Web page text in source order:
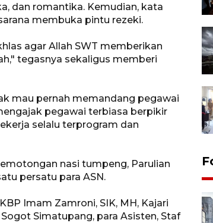
dan romantika. Kemudian, kata
membuka pintu rezeki.
agar Allah SWT memberikan
tegasnya sekaligus memberi
mau pernah memandang pegawai
pegawai terbiasa berpikir
selalu terprogram dan
nasi tumpeng, Parulian
persatu para ASN.
Imam Zamroni, SIK, MH, Kajari
Simatupang, para Asisten, Staf